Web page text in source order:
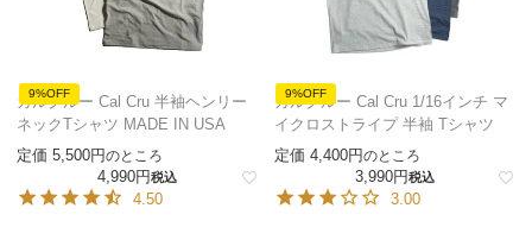
9%OFF
カルクルー Cal Cru 半袖ヘンリー
ネックTシャツ MADE IN USA
定価 5,500 のところ
4,990 税込
4.50
9%OFF
カルクルー Cal Cru 1/16インチ マ
イクロストライプ 半袖 Tシャツ
定価 4,400 のところ
3,990 税込
3.00